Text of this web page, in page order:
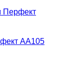
AA105